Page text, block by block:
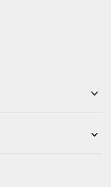
keyboard_arrow_down
keyboard_arrow_down